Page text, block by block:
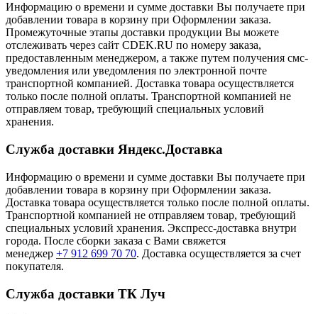
Информацию о времени и сумме доставки Вы получаете при
добавлении товара в корзину при Оформлении заказа.
Промежуточные этапы доставки продукции Вы можете
отслеживать через сайт CDEK.RU по номеру заказа,
предоставленным менеджером, а также путем получения смс-
уведомления или уведомления по электронной почте
транспортной компанией. Доставка товара осуществляется
только после полной оплаты. Транспортной компанией не
отправляем товар, требующий специальных условий
хранения.
Служба доставки Яндекс.Доставка
Информацию о времени и сумме доставки Вы получаете при
добавлении товара в корзину при Оформлении заказа.
Доставка товара осуществляется только после полной оплаты.
Транспортной компанией не отправляем товар, требующий
специальных условий хранения. Экспресс-доставка внутри
города. После сборки заказа с Вами свяжется
менеджер +7 912 699 70 70. Доставка осуществляется за счет
покупателя.
Служба доставки ТК Луч